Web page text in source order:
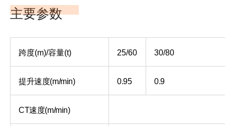
主要参数
跨度(m)/容量(t) 25/60 30/80
提升速度(m/min) 0.95 0.9
CT速度(m/min)